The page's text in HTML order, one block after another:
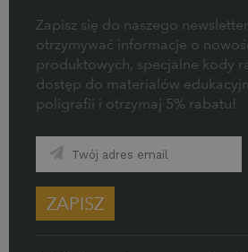
Zapisz się do naszego
otrzymywać informacje o
produktowych, specjalne kody
dostęp do materiałów
poligrafii i otrzymaj 5% rabatu!
ZAPISZ